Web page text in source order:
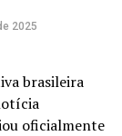
2025
brasileira
oficialmente